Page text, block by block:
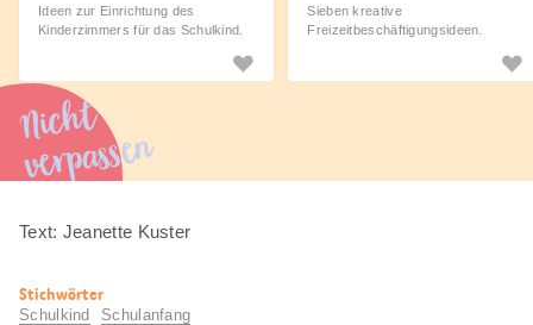
Ideen zur Einrichtung des
Kinderzimmers für das Schulkind.
Sieben kreative
Freizeitbeschäftigungsideen.
Nicht
verpassen
Text: Jeanette Kuster
Nützliche
Informationen
Stichwörter
Schulkind Schulanfang